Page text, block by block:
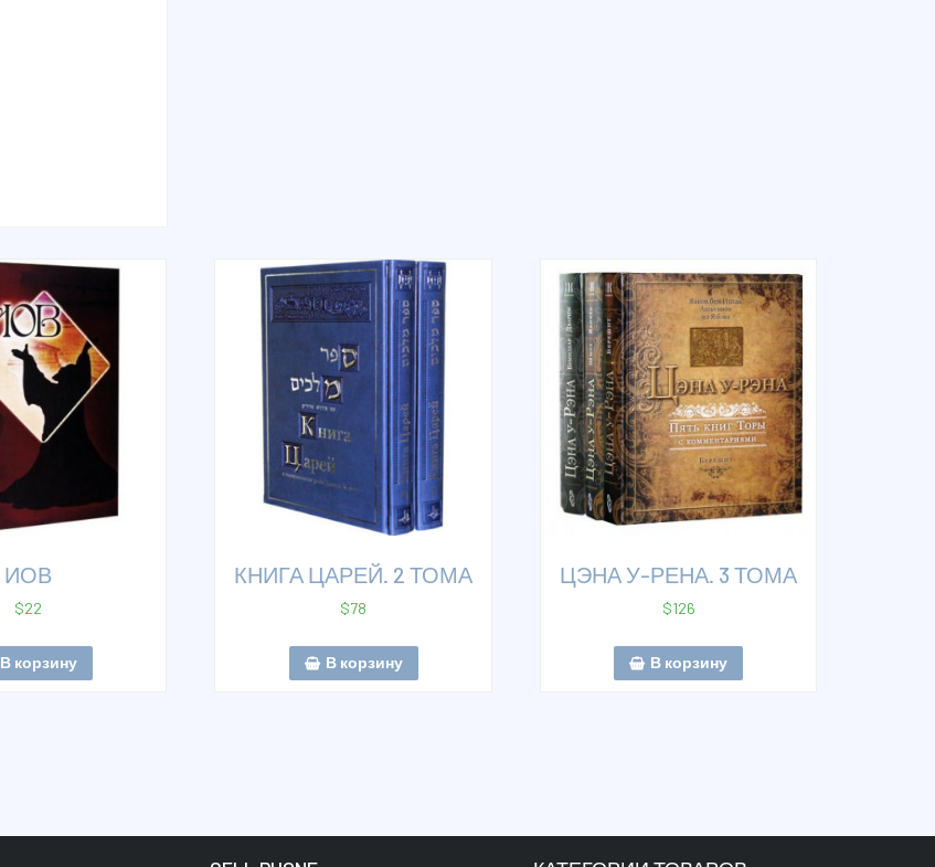
ИОВ
$22
В корзину
КНИГА ЦАРЕЙ. 2 ТОМА
$78
В корзину
ЦЭНА У-РЕНА. 3 ТОМА
$126
В корзину